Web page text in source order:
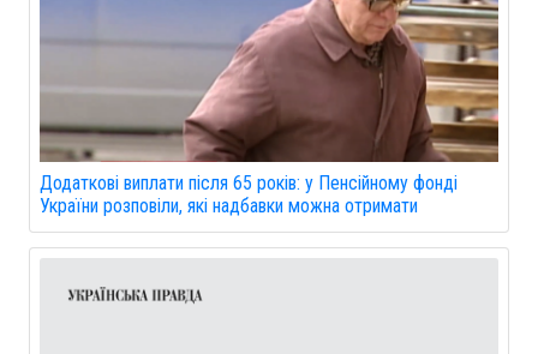
Додаткові виплати після 65 років: у Пенсійному фонді
України розповіли, які надбавки можна отримати